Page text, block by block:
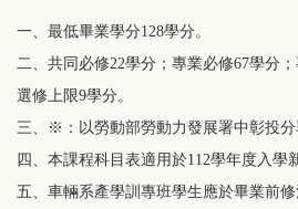
一、最低畢業學分128學分。
二、共同必修22學分；專業必修67學分
選修上限9學分。
三、※：以勞動部勞動力發展署中彰投分
四、本課程科目表適用於112學年度入學
五、車輛系產學訓專班學生應於畢業前修